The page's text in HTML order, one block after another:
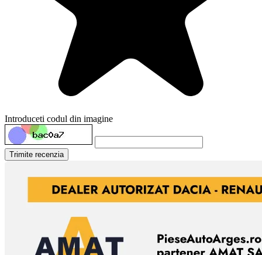
Introduceti codul din imagine
Trimite recenzia